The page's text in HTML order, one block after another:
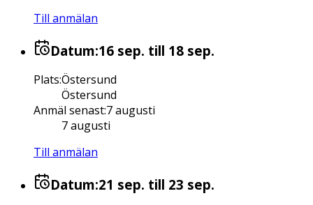
Till anmälan
Datum:16 sep. till 18 sep.
Plats:Östersund
Östersund
Anmäl senast:7 augusti
7 augusti
Till anmälan
Datum:21 sep. till 23 sep.